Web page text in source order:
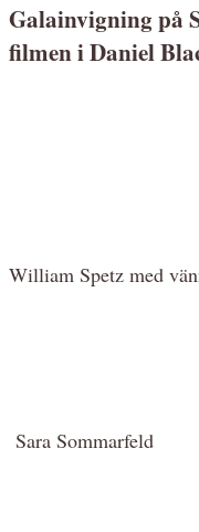
Galainvigning på
filmen i Daniel
William Spetz med
Sara Sommarfeld